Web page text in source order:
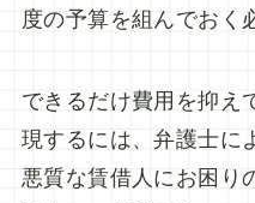
度の予算を組んでおく
できるだけ費用を抑え
現するには、弁護士に
悪質な賃借人にお困り